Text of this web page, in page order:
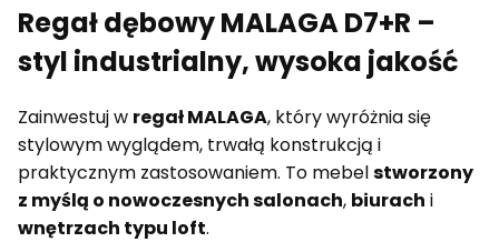
Regał dębowy MALAGA D7+R –
styl industrialny, wysoka jakość
Zainwestuj w regał MALAGA, który wyróżnia się
stylowym wyglądem, trwałą konstrukcją i
praktycznym zastosowaniem. To mebelstworzony
z myślą o nowoczesnych salonach, biurach i
wnętrzach typu loft.